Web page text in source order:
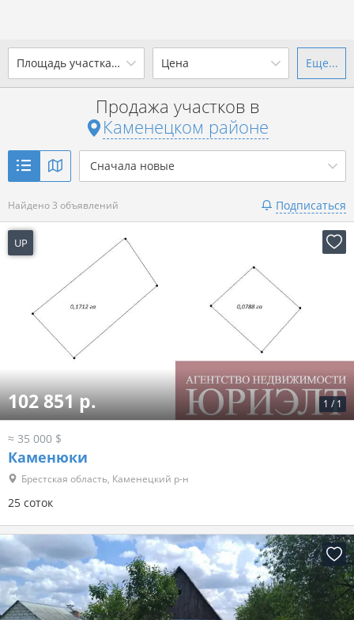
Площадь участка, сотки
до
Показать 3 объявления
Цена
от до
р. за всё
Показать 3 объявления
Еще...
Продажа участков в
Каменецком районе
Сначала новые
Найдено 3 объявлений Подписаться
UP
1 / 1
102 851 р.
≈ 35 000 $
Каменюки
Брестская область, Каменецкий р-н
25 соток
Ваш город - district Каменецкий
Да Выбрать город